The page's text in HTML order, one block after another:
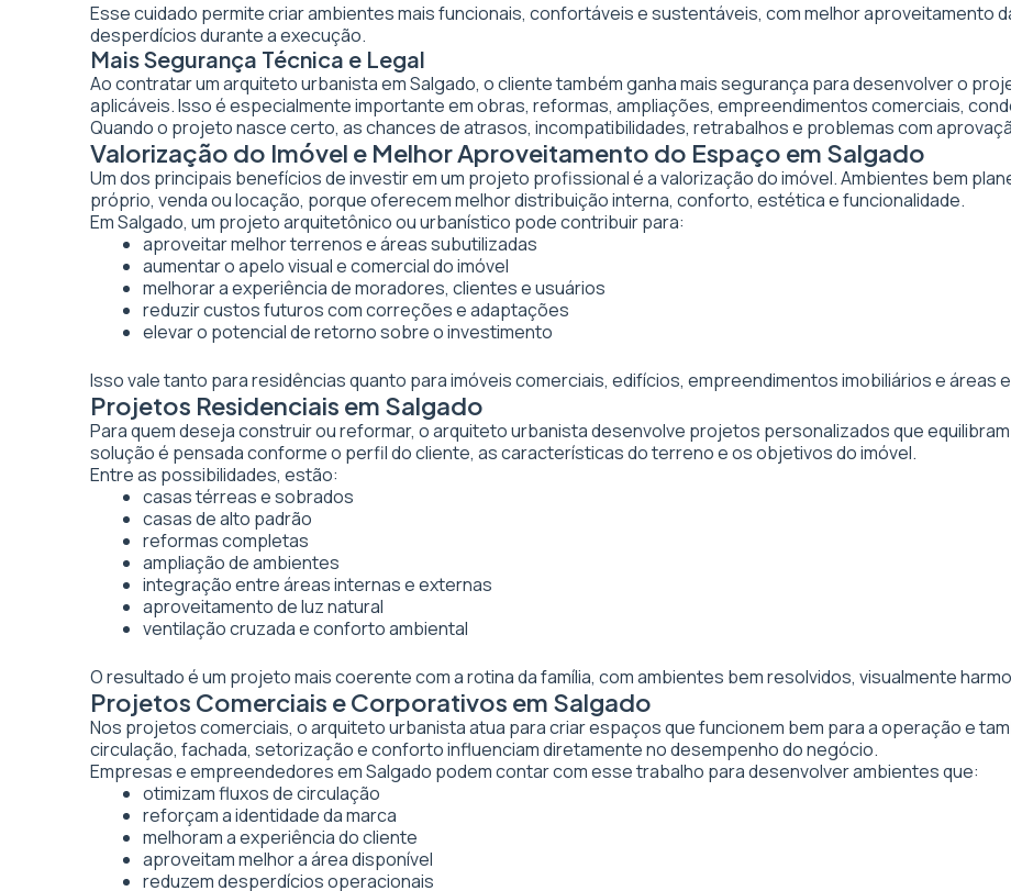
Esse cuidado permite criar ambientes mais funcionais, confortáveis e sustentáveis, com melhor aproveitamento
desperdícios durante a execução.
Mais Segurança Técnica e Legal
Ao contratar um arquiteto urbanista em Salgado, o cliente também ganha mais segurança para desenvolver o
aplicáveis. Isso é especialmente importante em obras, reformas, ampliações, empreendimentos comerciais,
Quando o projeto nasce certo, as chances de atrasos, incompatibilidades, retrabalhos e problemas com
Valorização do Imóvel e Melhor Aproveitamento do Espaço em Salgado
Um dos principais benefícios de investir em um projeto profissional é a valorização do imóvel. Ambientes bem
próprio, venda ou locação, porque oferecem melhor distribuição interna, conforto, estética e funcionalidade.
Em Salgado, um projeto arquitetônico ou urbanístico pode contribuir para:
aproveitar melhor terrenos e áreas subutilizadas
aumentar o apelo visual e comercial do imóvel
melhorar a experiência de moradores, clientes e usuários
reduzir custos futuros com correções e adaptações
elevar o potencial de retorno sobre o investimento
Isso vale tanto para residências quanto para imóveis comerciais, edifícios, empreendimentos imobiliários e áreas
Projetos Residenciais em Salgado
Para quem deseja construir ou reformar, o arquiteto urbanista desenvolve projetos personalizados que
solução é pensada conforme o perfil do cliente, as características do terreno e os objetivos do imóvel.
Entre as possibilidades, estão:
casas térreas e sobrados
casas de alto padrão
reformas completas
ampliação de ambientes
integração entre áreas internas e externas
aproveitamento de luz natural
ventilação cruzada e conforto ambiental
O resultado é um projeto mais coerente com a rotina da família, com ambientes bem resolvidos, visualmente
Projetos Comerciais e Corporativos em Salgado
Nos projetos comerciais, o arquiteto urbanista atua para criar espaços que funcionem bem para a operação e
circulação, fachada, setorização e conforto influenciam diretamente no desempenho do negócio.
Empresas e empreendedores em Salgado podem contar com esse trabalho para desenvolver ambientes que:
otimizam fluxos de circulação
reforçam a identidade da marca
melhoram a experiência do cliente
aproveitam melhor a área disponível
reduzem desperdícios operacionais